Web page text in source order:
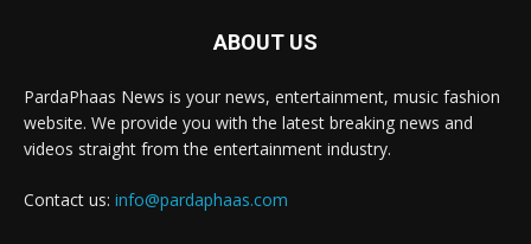
ABOUT US
PardaPhaas News is your news, entertainment, music fashion
website. We provide you with the latest breaking news and
videos straight from the entertainment industry.
Contact us: info@pardaphaas.com